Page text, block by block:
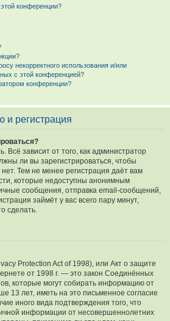
конференции?
некорректного использования и/или
с этой конференцией?
конференции?
и регистрация
Всё зависит от того, как администратор
ли вы зарегистрироваться, чтобы
Тем не менее регистрация даёт вам
которые недоступны анонимным
сообщения, отправка email-сообщений,
займёт у вас всего пару минут,
сделать.
Protection Act of 1998), или Акт о защите
от 1998 г. — это закон Соединённых
которые могут собирать информацию от
13 лет, иметь на это письменное согласие
иного вида подтверждения того, что
информации от несовершеннолетних